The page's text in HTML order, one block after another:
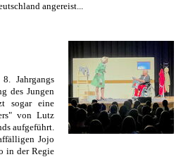
angereist...
Jahrgangs
des Jungen
sogar eine
von Lutz
aufgeführt.
Jojo
in der Regie